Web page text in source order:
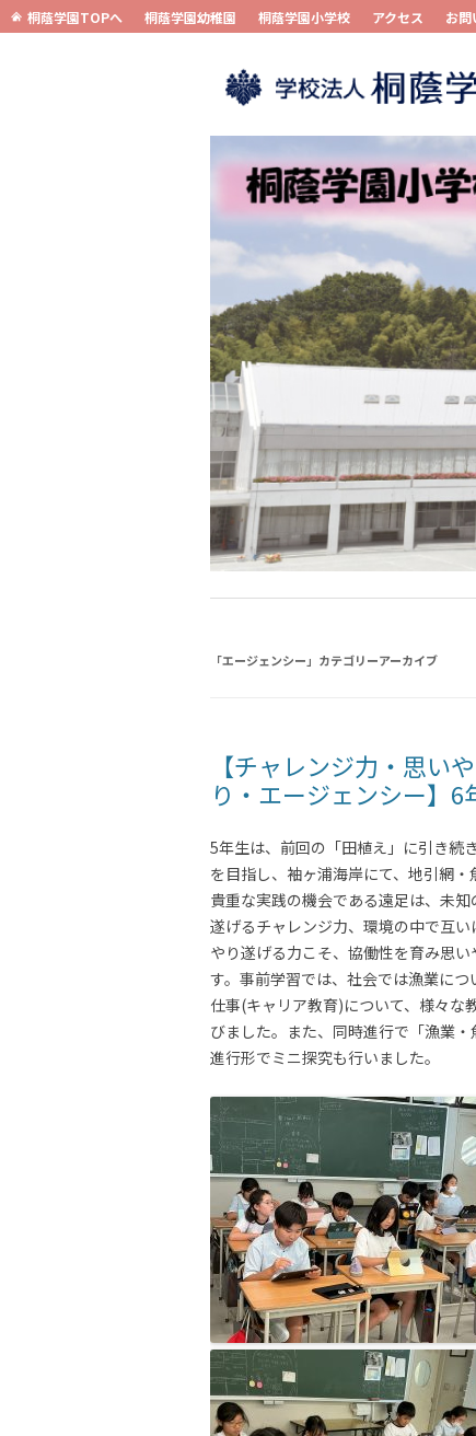
桐蔭学園TOPへ 桐蔭学園幼稚園 桐蔭学園小学校 アクセス お問
「エージェンシー」カテゴリーアーカイブ
【チャレンジ力・思い
り・エージェンシー】
5年生は、前回の「田植え」に引き続
を目指し、袖ヶ浦海岸にて、地引網
貴重な実践の機会である遠足は、未
遂げるチャレンジ力、環境の中で互
やり遂げる力こそ、協働性を育み思
す。事前学習では、社会では漁業に
仕事(キャリア教育)について、様々な
びました。また、同時進行で「漁業
進行形でミニ探究も行いました。